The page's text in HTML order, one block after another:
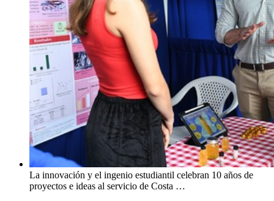
La innovación y el ingenio estudiantil celebran 10 años de
proyectos e ideas al servicio de Costa …